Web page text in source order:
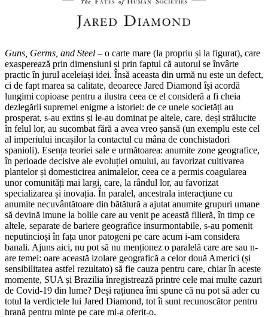
Guns, Germs, and Steel – o carte mare (la propriu și la figurat), care
exasperează prin dimensiuni și prin faptul că autorul se învârte
practic în jurul aceleiași idei. Însă aceasta din urmă nu este un defect,
ci de fapt marea sa calitate, deoarece Jared Diamond își acordă
lungimi copioase pentru a ilustra ceea ce el consideră a fi cheia
dezlegării supremei enigme a istoriei: de ce unele societăți au
prosperat, s-au extins și le-au dominat pe altele, care, deși strălucite
în felul lor, au sucombat fără a avea vreo șansă (un exemplu este cel
al imperiului incașilor la contactul cu mâna de conchistadori
spanioli). Esența teoriei sale e următoarea: anumite zone geografice,
în perioade decisive ale evoluției omului, au favorizat cultivarea
plantelor și domesticirea animalelor, ceea ce a permis coagularea
unor comunități mai largi, care, la rândul lor, au favorizat
specializarea și inovația. În paralel, ancestrala interacțiune cu
anumite necuvântătoare din bătătură a ajutat anumite grupuri umane
să devină imune la bolile care au venit pe această filieră, în timp ce
altele, separate de bariere geografice insurmontabile, s-au pomenit
neputincioși în fața unor patogeni pe care acum i-am considera
banali. Ajuns aici, nu pot să nu menționez o paralelă care are sau n-
are temei: oare această izolare geografică a celor două Americi (și
sensibilitatea astfel rezultato) să fie cauza pentru care, chiar în aceste
momente, SUA și Brazilia înregistrează printre cele mai multe cazuri
de Covid-19 din lume? Deși rațiunea îmi spune că nu pot să ader cu
totul la verdictele lui Jared Diamond, tot îi sunt recunoscător pentru
hrană pentru minte pe care mi-a oferit-o.